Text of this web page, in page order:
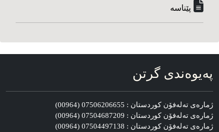
پێناسه‌
په‌یوه‌ندی گرتن
ژماره‌ی ته‌له‌فۆن کوردستان : 07506206655 (00964)
ژماره‌ی ته‌له‌فۆن کوردستان : 07504687209 (00964)
ژماره‌ی ته‌له‌فۆن کوردستان : 07504497138 (00964)